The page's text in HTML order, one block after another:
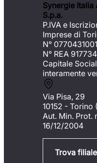
Synergie Italia
S.p.a.
P.IVA e
Imprese di
N°
N° REA 917734
Capitale
interamente
Via Pisa, 29
10152 - Torino
Aut. Min. Prot.
16/12/2004
Trova filiale